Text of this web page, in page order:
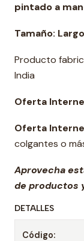
pintado a
Tamaño:
Producto
India
Oferta
Oferta
colgantes o
Aprovecha
de productos
DETALLES
Código: